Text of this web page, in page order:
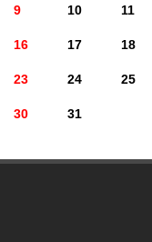
9 10 11
16 17 18
23 24 25
30 31